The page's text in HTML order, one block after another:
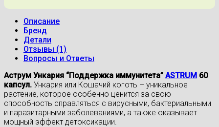
Описание
Бренд
Детали
Отзывы (1)
Вопросы и Ответы
Аструм Ункария “Поддержка иммунитета” ASTRUM 60
капсул. Ункария или Кошачий коготь – уникальное
растение, которое особенно ценится за свою
способность справляться с вирусными, бактериальными
и паразитарными заболеваниями, а также оказывает
мощный эффект детоксикации.